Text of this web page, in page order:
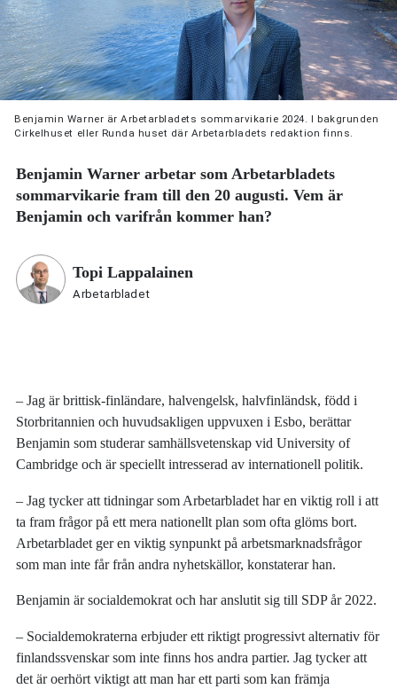
Benjamin Warner är Arbetarbladets sommarvikarie 2024. I bakgrunden
Cirkelhuset eller Runda huset där Arbetarbladets redaktion finns.
Benjamin Warner arbetar som Arbetarbladets
sommarvikarie fram till den 20 augusti. Vem är
Benjamin och varifrån kommer han?
Topi Lappalainen
Arbetarbladet
– Jag är brittisk-finländare, halvengelsk, halvfinländsk, född i
Storbritannien och huvudsakligen uppvuxen i Esbo, berättar
Benjamin som studerar samhällsvetenskap vid University of
Cambridge och är speciellt intresserad av internationell politik.
– Jag tycker att tidningar som Arbetarbladet har en viktig roll i att
ta fram frågor på ett mera nationellt plan som ofta glöms bort.
Arbetarbladet ger en viktig synpunkt på arbetsmarknadsfrågor
som man inte får från andra nyhetskällor, konstaterar han.
Benjamin är socialdemokrat och har anslutit sig till SDP år 2022.
– Socialdemokraterna erbjuder ett riktigt progressivt alternativ för
finlandssvenskar som inte finns hos andra partier. Jag tycker att
det är oerhört viktigt att man har ett parti som kan främja